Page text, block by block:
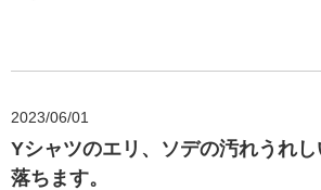
2023/06/01
Yシャツのエリ、ソデの汚れうれ
落ちます。